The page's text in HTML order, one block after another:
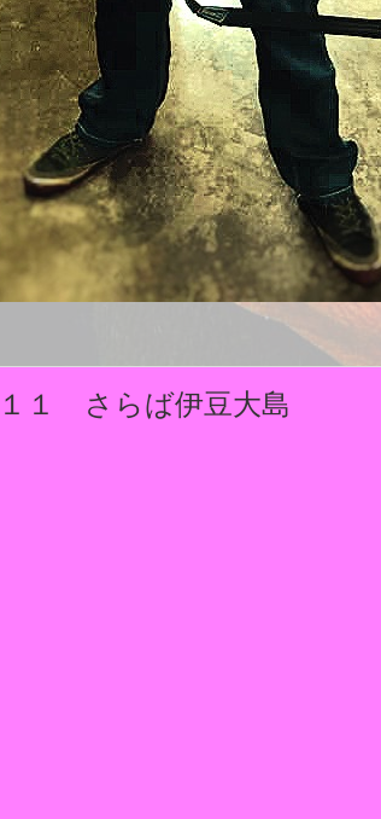
１ さらば伊豆大島